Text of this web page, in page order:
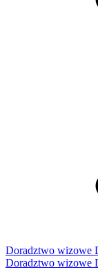
Doradztwo wizowe
Doradztwo wizowe